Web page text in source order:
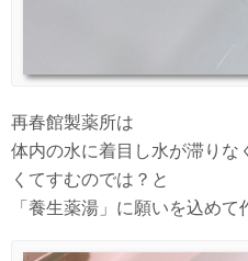
再春館製薬所は
体内の水に着目し水が滞りな
くてすむのでは？と
「養生薬湯」に願いを込めて